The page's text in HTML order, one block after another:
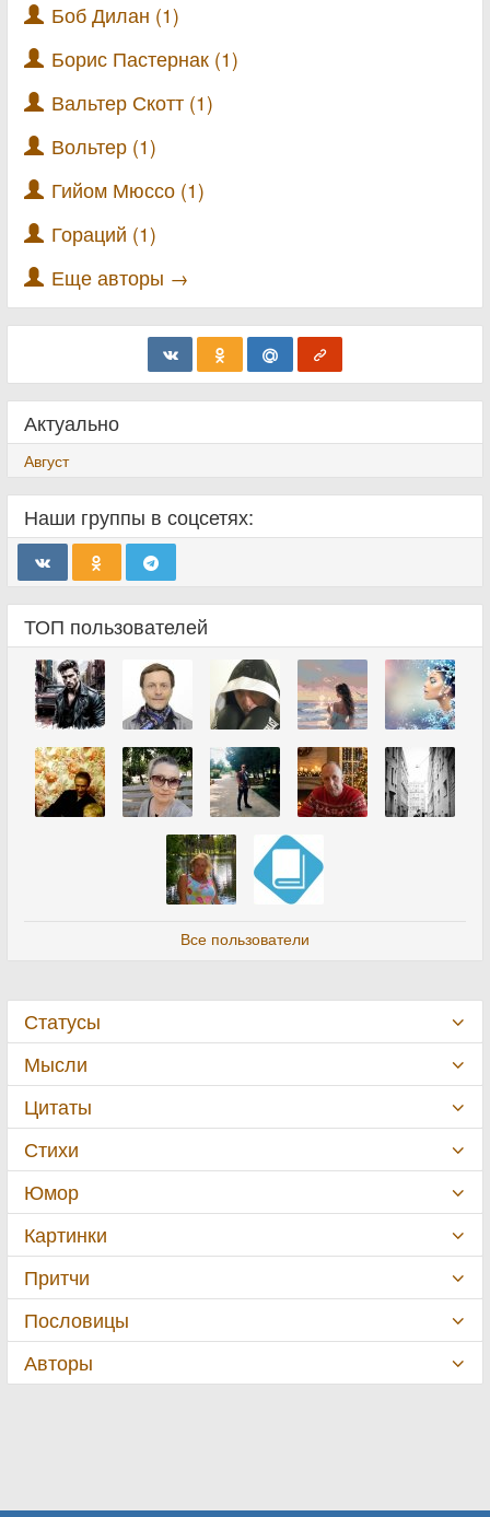
Боб Дилан (1)
Борис Пастернак (1)
Вальтер Скотт (1)
Вольтер (1)
Гийом Мюссо (1)
Гораций (1)
Еще авторы →
Актуально
Август
Наши группы в соцсетях:
ТОП пользователей
Все пользователи
Статусы
Мысли
Цитаты
Стихи
Юмор
Картинки
Притчи
Пословицы
Авторы